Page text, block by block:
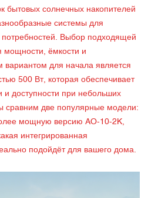
бытовых солнечных накопителей
системы для
потребностей. Выбор подходящей
мощности, ёмкости и
вариантом для начала является
500 Вт, которая обеспечивает
и доступности при небольших
сравним две популярные модели:
мощную версию AO-10-2K,
интегрированная
подойдёт для вашего дома.